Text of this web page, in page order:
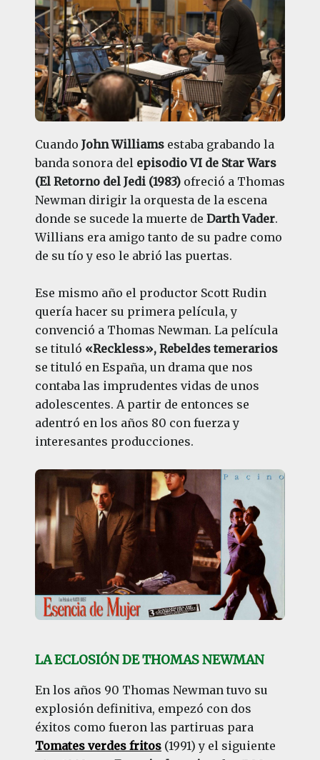
Cuando John Williamsestaba grabando la
banda sonora del episodio VI de Star Wars
(El Retorno del Jedi (1983)ofreció a Thomas
Newman dirigir la orquesta de la escena
donde se sucede la muerte de Darth Vader.
Willians era amigo tanto de su padre como
de su tío y eso le abrió las puertas.
Ese mismo año el productor Scott Rudin
quería hacer su primera película, y
convenció a Thomas Newman. La película
se tituló «Reckless», Rebeldes temerarios
se tituló en España, un drama que nos
contaba las imprudentes vidas de unos
adolescentes. A partir de entonces se
adentró en los años 80 con fuerza y
interesantes producciones.
LA ECLOSIÓN DE THOMAS NEWMAN
En los años 90 Thomas Newman tuvo su
explosión definitiva, empezó con dos
éxitos como fueron las partiruas para
Tomates verdes fritos(1991) y el siguiente